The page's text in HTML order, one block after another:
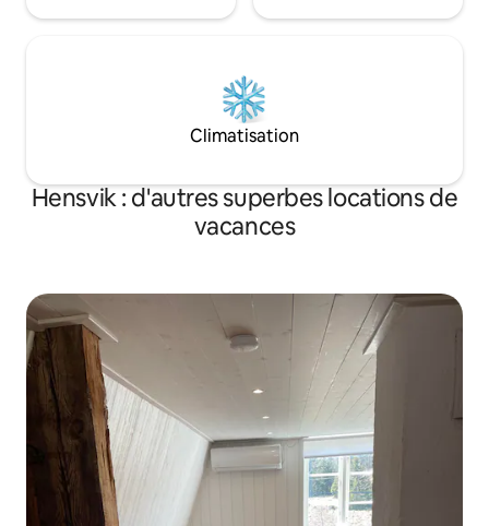
Climatisation
Hensvik : d'autres superbes locations de
vacances